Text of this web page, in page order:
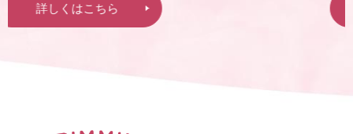
詳しくはこちら